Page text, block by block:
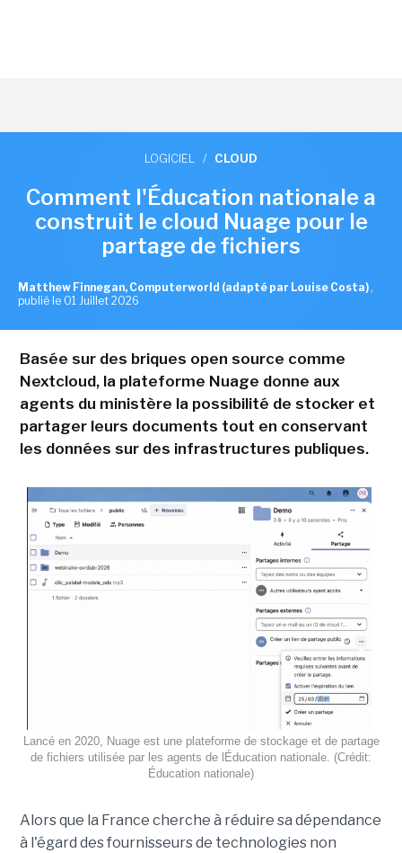
LOGICIEL / CLOUD
Comment l'Éducation nationale a
construit le cloud Nuage pour le
partage de fichiers
Matthew Finnegan, Computerworld (adapté par Louise Costa) ,
publié le 01 Juillet 2026
Basée sur des briques open source comme
Nextcloud, la plateforme Nuage donne aux
agents du ministère la possibilité de stocker et
partager leurs documents tout en conservant
les données sur des infrastructures publiques.
Lancé en 2020, Nuage est une plateforme de stockage et de partage
de fichiers utilisée par les agents de lÉducation nationale. (Crédit:
Éducation nationale)
Alors que la France cherche à réduire sa dépendance
à l'égard des fournisseurs de technologies non